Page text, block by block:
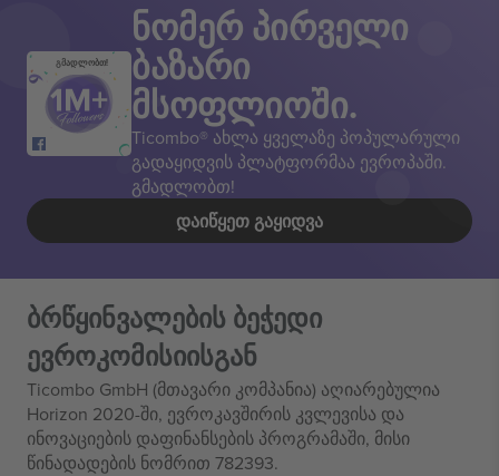
გმადლობთ!
ნომერ პირველი
ბაზარი
მსოფლიოში.
Ticombo® ახლა ყველაზე პოპულარული
გადაყიდვის პლატფორმაა ევროპაში.
გმადლობთ!
ᲓᲐᲘᲬᲧᲔᲗ ᲒᲐᲧᲘᲓᲕᲐ
ბრწყინვალების ბეჭედი
ევროკომისიისგან
Ticombo GmbH (მთავარი კომპანია) აღიარებულია
Horizon 2020-ში, ევროკავშირის კვლევისა და
ინოვაციების დაფინანსების პროგრამაში, მისი
წინადადების ნომრით 782393.